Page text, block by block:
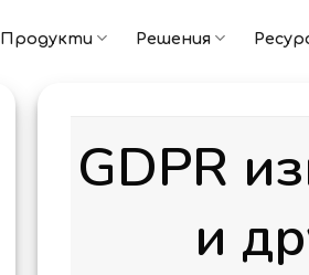
Продукти Решения
GDPR
и